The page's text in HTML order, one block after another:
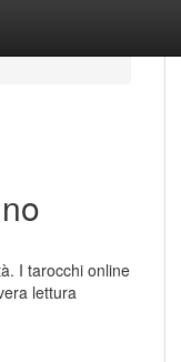
I tarocchi online
lettura